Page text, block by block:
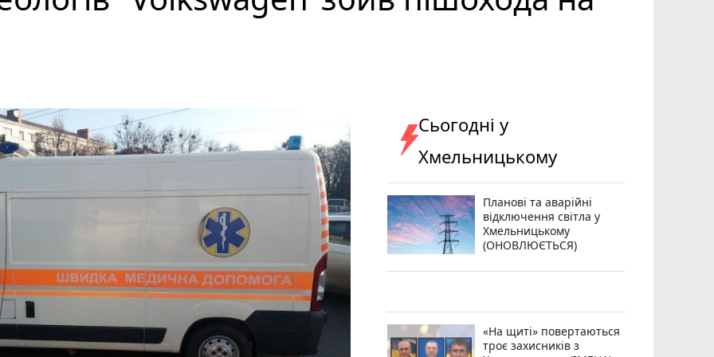
Сьогодні у
Хмельницькому
Планові та аварійні
відключення світла у
Хмельницькому
(ОНОВЛЮЄТЬСЯ)
«На щиті» повертаються
троє захисників з